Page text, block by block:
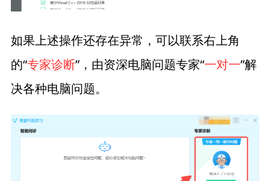
如果上述操作还存在异常，可以联系右上角
的“专家诊断”，由资深电脑问题专家“一对一”解
决各种电脑问题。